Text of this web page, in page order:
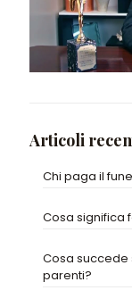
Articoli
Chi paga il
Cosa significa
Cosa succede
parenti?